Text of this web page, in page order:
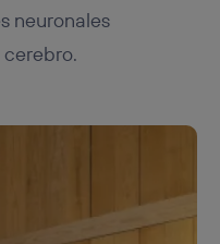
neuronales